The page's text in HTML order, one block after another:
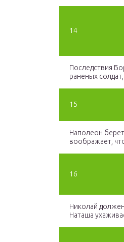
14
Последствия
раненых
15
Наполеон
воображает,
16
Николай
Наташа